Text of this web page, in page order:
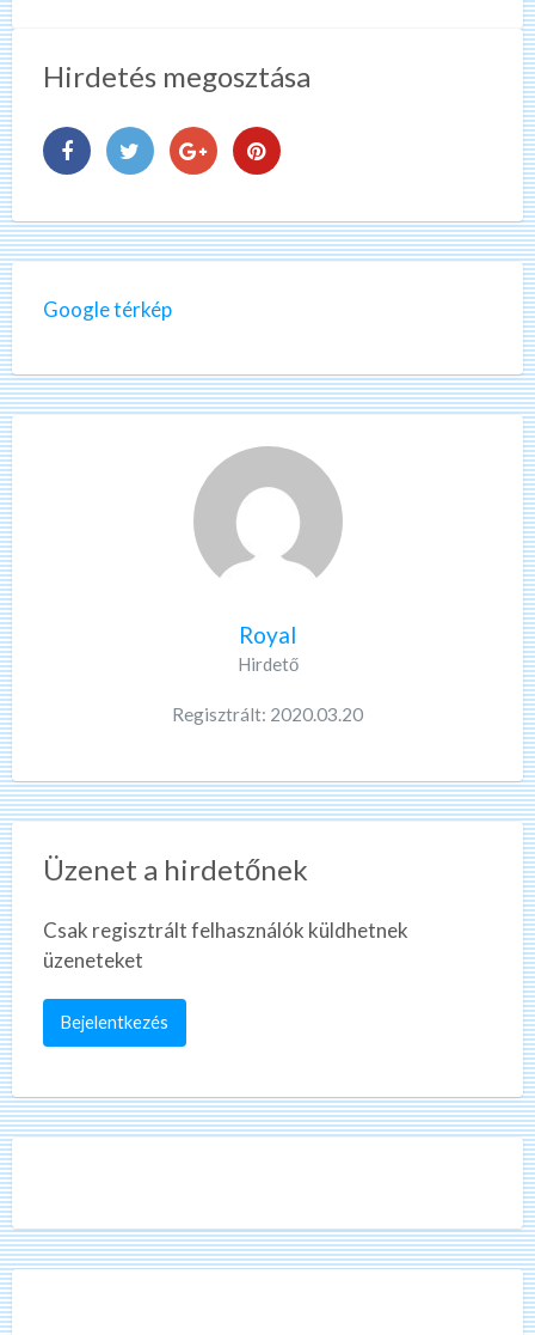
Hirdetés megosztása
Google térkép
Royal
Hirdető
Regisztrált: 2020.03.20
Üzenet a hirdetőnek
Csak regisztrált felhasználók küldhetnek
üzeneteket
Bejelentkezés